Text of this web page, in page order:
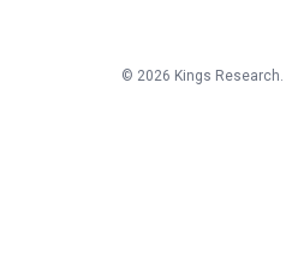
© 2026 Kings Research.